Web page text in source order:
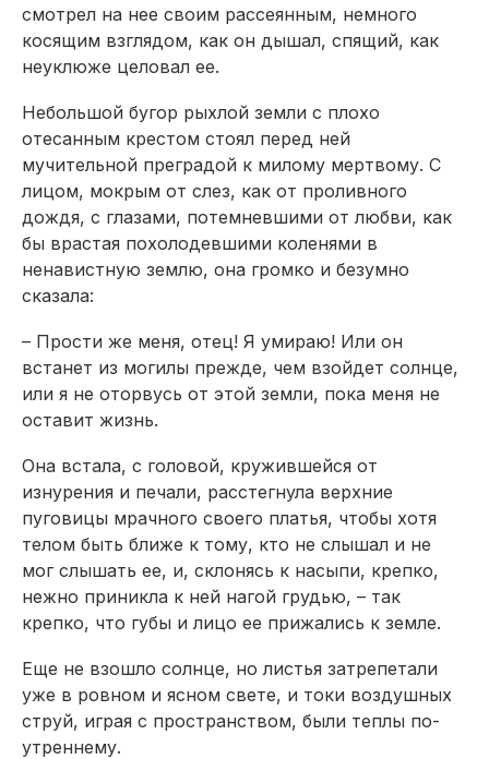
смотрел на нее своим рассеянным, немного
косящим взглядом, как он дышал, спящий, как
неуклюже целовал ее.
Небольшой бугор рыхлой земли с плохо
отесанным крестом стоял перед ней
мучительной преградой к милому мертвому. С
лицом, мокрым от слез, как от проливного
дождя, с глазами, потемневшими от любви, как
бы врастая похолодевшими коленями в
ненавистную землю, она громко и безумно
сказала:
– Прости же меня, отец! Я умираю! Или он
встанет из могилы прежде, чем взойдет солнце,
или я не оторвусь от этой земли, пока меня не
оставит жизнь.
Она встала, с головой, кружившейся от
изнурения и печали, расстегнула верхние
пуговицы мрачного своего платья, чтобы хотя
телом быть ближе к тому, кто не слышал и не
мог слышать ее, и, склонясь к насыпи, крепко,
нежно приникла к ней нагой грудью, – так
крепко, что губы и лицо ее прижались к земле.
Еще не взошло солнце, но листья затрепетали
уже в ровном и ясном свете, и токи воздушных
струй, играя с пространством, были теплы по-
утреннему.